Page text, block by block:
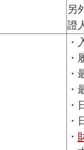
另
證
・
・
・
・
・
・
・